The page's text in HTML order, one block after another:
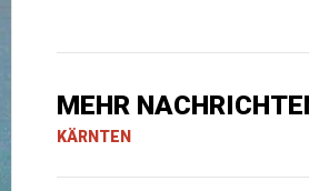
MEHR
KÄRNTEN